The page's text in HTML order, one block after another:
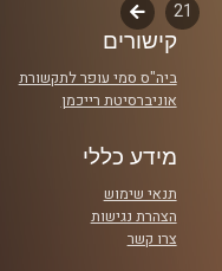
התגלגלות היחסים מאז
בסיני, בגבולות,
נדבר על אינטרסים,
המעשיות להפוך את
למי שפחות מכיר,
לשנה הקרובה
קרדיט תמונות:
21
לשלב
הבא
קישורים
ביה"ס סמי עופר לתקשורת
אוניברסיטת רייכמן
מידע כללי
תנאי שימוש
הצהרת נגישות
צרו קשר